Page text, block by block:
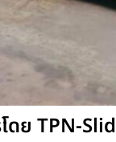
โดย TPN-